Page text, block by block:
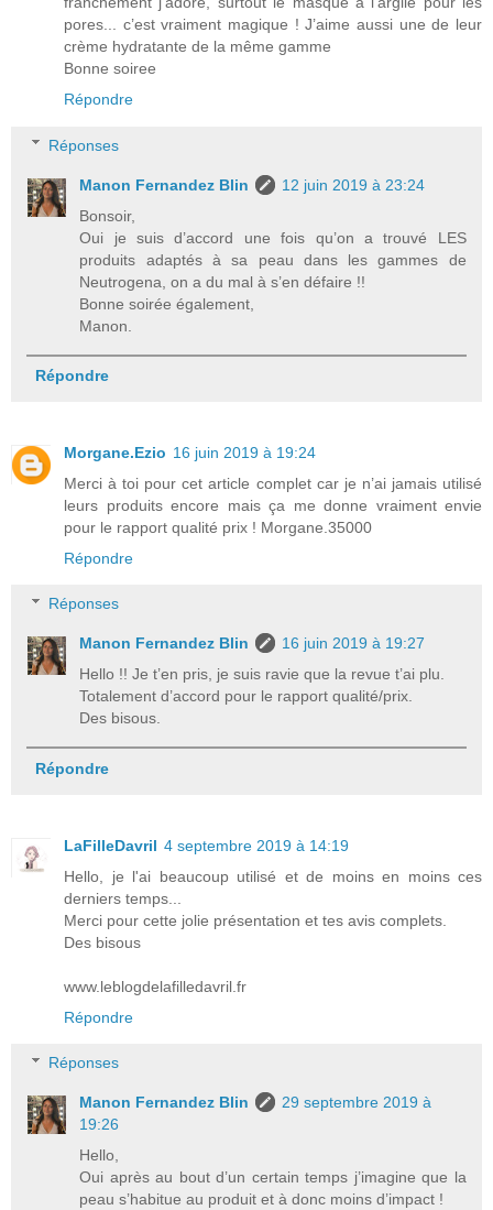
pores... c’est vraiment magique ! J’aime aussi une de leur
crème hydratante de la même gamme
Bonne soiree
Répondre
Réponses
Manon Fernandez Blin
12 juin 2019 à 23:24
Bonsoir,
Oui je suis d’accord une fois qu’on a trouvé LES
produits adaptés à sa peau dans les gammes de
Neutrogena, on a du mal à s’en défaire !!
Bonne soirée également,
Manon.
Répondre
Morgane.Ezio 16 juin 2019 à 19:24
Merci à toi pour cet article complet car je n’ai jamais utilisé
leurs produits encore mais ça me donne vraiment envie
pour le rapport qualité prix ! Morgane.35000
Répondre
Réponses
Manon Fernandez Blin
16 juin 2019 à 19:27
Hello !! Je t’en pris, je suis ravie que la revue t’ai plu.
Totalement d’accord pour le rapport qualité/prix.
Des bisous.
Répondre
LaFilleDavril 4 septembre 2019 à 14:19
Hello, je l'ai beaucoup utilisé et de moins en moins ces
derniers temps...
Merci pour cette jolie présentation et tes avis complets.
Des bisous
www.leblogdelafilledavril.fr
Répondre
Réponses
Manon Fernandez Blin
29 septembre 2019 à
19:26
Hello,
Oui après au bout d’un certain temps j’imagine que la
peau s’habitue au produit et à donc moins d’impact !